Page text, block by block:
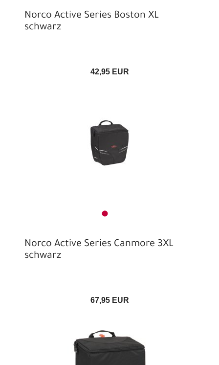
Norco Active Series Boston XL
schwarz
42,95 EUR
Norco Active Series Canmore 3XL
schwarz
67,95 EUR